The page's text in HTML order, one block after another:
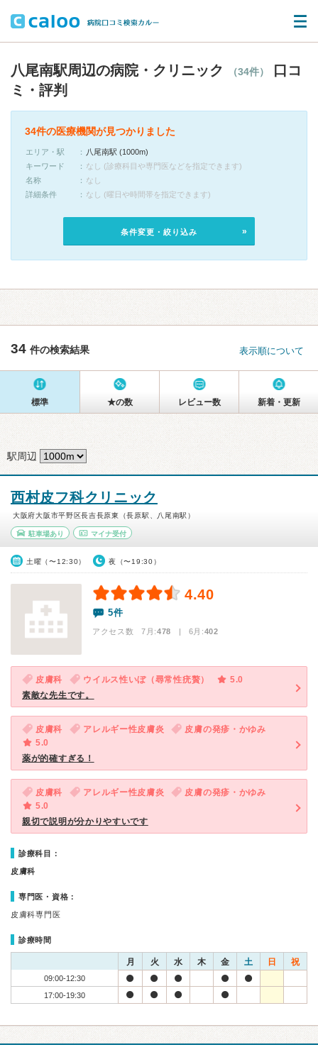
八尾南駅周辺の病院・クリニック （34件）
口コ
ミ・評判
34件の医療機関が見つかりました
エリア・駅
八尾南駅 (1000m)
キーワード
なし (診療科目や専門医などを指定できます)
名称
なし
詳細条件
なし (曜日や時間帯を指定できます)
条件変更・絞り込み
34 件の検索結果 表示順について
標準 ★の数 レビュー数 新着・更新
駅周辺
西村皮フ科クリニック
大阪府大阪市平野区長吉長原東（長原駅、八尾南駅）
駐車場あり マイナ受付
土曜（〜12:30） 夜（〜19:30）
4.40
5件
アクセス数 7月:478 | 6月:402
皮膚科 ウイルス性いぼ（尋常性疣贅）
5.0
素敵な先生です。
皮膚科 アレルギー性皮膚炎
皮膚の発疹・かゆみ
5.0
薬が的確すぎる！
皮膚科 アレルギー性皮膚炎
皮膚の発疹・かゆみ
5.0
親切で説明が分かりやすいです
診療科目：
皮膚科
専門医・資格：
皮膚科専門医
診療時間
月 火 水 木 金 土 日 祝
09:00-12:30
17:00-19:30